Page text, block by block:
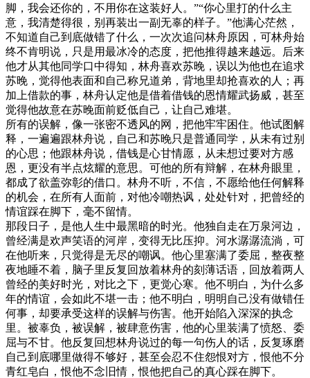
脚，我会还你的，不用你在这装好人。”“你心里打的什么主
意，我清楚得很，别再装出一副无辜的样子。”他满心茫然，
不知道自己到底做错了什么，一次次追问林舟原因，可林舟始
终不肯明说，只是用最冰冷的态度，把他推得越来越远。后来
他才从其他同学口中得知，林舟喜欢苏晚，误以为他也在追求
苏晚，觉得他表面和自己称兄道弟，背地里却抢喜欢的人；再
加上借款的事，林舟认定他是借着借钱的恩情耀武扬威，甚至
觉得他故意在苏晚面前贬低自己，让自己难堪。
所有的误解，像一张密不透风的网，把他牢牢困住。他试图解
释，一遍遍跟林舟说，自己和苏晚只是普通同学，从未有过别
的心思；他跟林舟说，借钱是心甘情愿，从未想过要对方感
恩，更没有半点炫耀的意思。可他的所有辩解，在林舟眼里，
都成了欲盖弥彰的借口。林舟不听，不信，不愿给他任何解释
的机会，在所有人面前，对他冷嘲热讽，处处针对，把曾经的
情谊踩在脚下，毫不留情。
那段日子，是他人生中最黑暗的时光。他独自走在万泉河边，
曾经满是欢声笑语的河岸，变得无比压抑。河水潺潺流淌，可
在他听来，只觉得是无尽的嘲讽。他心里塞满了委屈，整夜整
夜地睡不着，脑子里反复回放着林舟的刻薄话语，回放着两人
曾经的美好时光，对比之下，更觉心寒。他不明白，为什么多
年的情谊，会如此不堪一击；他不明白，明明自己没有做错任
何事，却要承受这样的误解与伤害。他开始陷入深深的执念
里。被辜负，被误解，被肆意伤害，他的心里装满了愤怒、委
屈与不甘。他反复回想林舟说过的每一句伤人的话，反复琢磨
自己到底哪里做得不够好，甚至会忍不住怨恨对方，恨他不分
青红皂白，恨他不念旧情，恨他把自己的真心踩在脚下。